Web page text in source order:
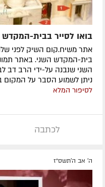
בואו לסייר בבית-המקדש
אתר משיח.קום השיק לפני
בית-המקדש השני. באתר
השני שנבנה על-ידי הרב דב
ניתן לשמוע הסבר על
לסיפור המלא
לכתבה
ה' אב ה׳תשס״ז